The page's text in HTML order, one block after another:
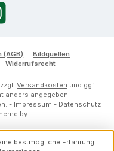
(AGB)
Bildquellen
Widerrufsrecht
Versandkosten und ggf.
anders angegeben.
- Impressum - Datenschutz
by
bestmögliche Erfahrung